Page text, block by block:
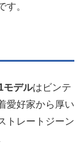
す。
モデルはビンテ
愛好家から厚い
トレートジーン